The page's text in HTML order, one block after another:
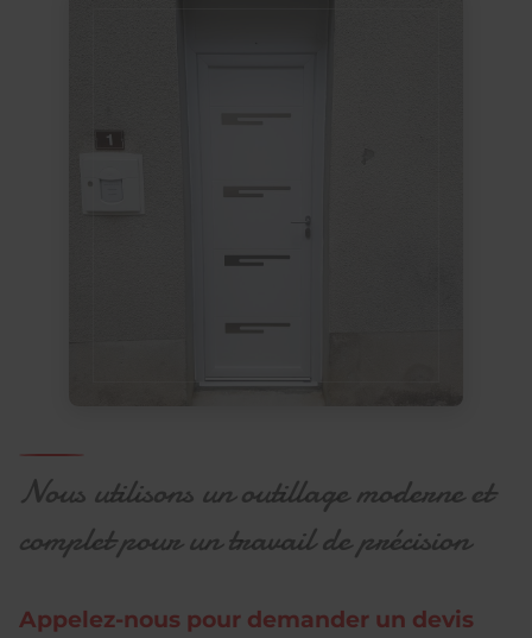
Nous utilisons un outillage moderne et
complet pour un travail de précision
Appelez-nous pour demander un devis